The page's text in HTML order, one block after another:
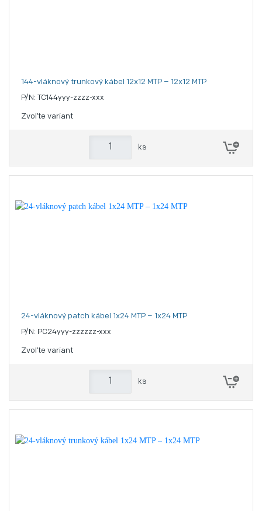
144-vláknový trunkový kábel 12x12 MTP – 12x12 MTP
P/N: TC144yyy-zzzz-xxx
Zvoľte variant
ks
24-vláknový patch kábel 1x24 MTP – 1x24 MTP
P/N: PC24yyy-zzzzzz-xxx
Zvoľte variant
ks